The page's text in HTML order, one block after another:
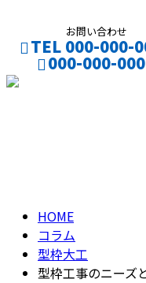
お問い合わせ
TEL 000-000-
000-000-
HOME
コラム
型枠大工
型枠工事のニーズ